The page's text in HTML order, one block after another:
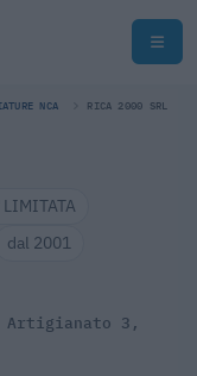
NCA RICA 2000 SRL
LIMITATA
dal 2001
Artigianato 3,